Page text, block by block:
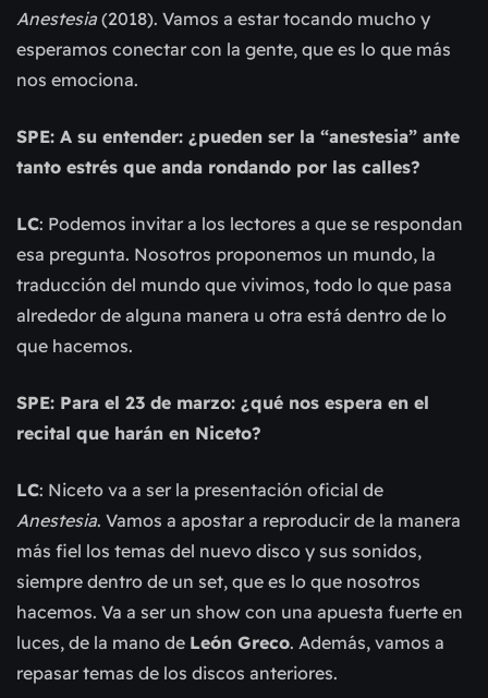
Anestesia (2018). Vamos a estar tocando mucho y
esperamos conectar con la gente, que es lo que más
nos emociona.
SPE: A su entender: ¿pueden ser la “anestesia” ante
tanto estrés que anda rondando por las calles?
LC: Podemos invitar a los lectores a que se respondan
esa pregunta. Nosotros proponemos un mundo, la
traducción del mundo que vivimos, todo lo que pasa
alrededor de alguna manera u otra está dentro de lo
que hacemos.
SPE: Para el 23 de marzo: ¿qué nos espera en el
recital que harán en Niceto?
LC: Niceto va a ser la presentación oficial de
Anestesia. Vamos a apostar a reproducir de la manera
más fiel los temas del nuevo disco y sus sonidos,
siempre dentro de un set, que es lo que nosotros
hacemos. Va a ser un show con una apuesta fuerte en
luces, de la mano de León Greco. Además, vamos a
repasar temas de los discos anteriores.